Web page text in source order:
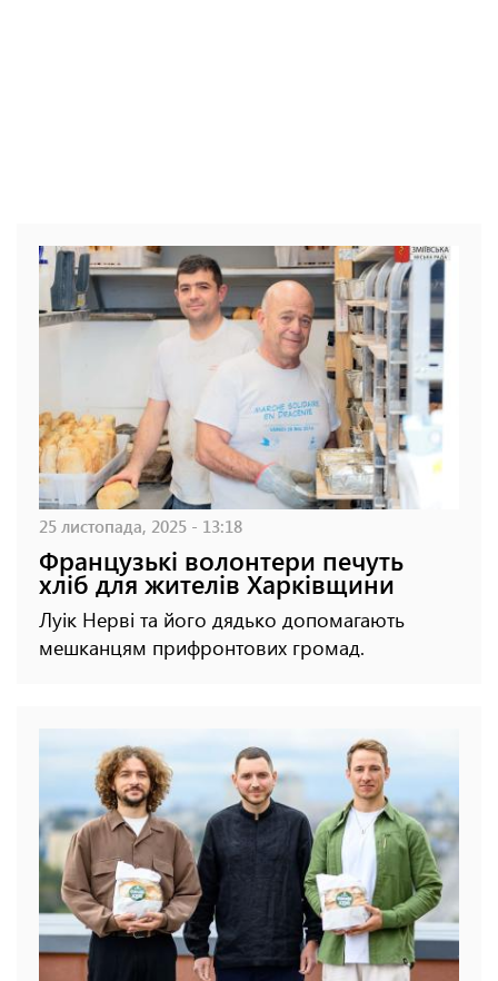
25 листопада, 2025 - 13:18
Французькі волонтери печуть
хліб для жителів Харківщини
Луік Нерві та його дядько допомагають
мешканцям прифронтових громад.